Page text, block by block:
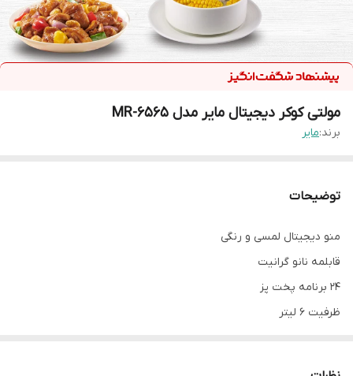
مولتی کوکر دیجیتال مایر مدل MR-6565
برند:مایر
توضیحات
منو دیجیتال لمسی و رنگی
قابلمه نانو گرانیت
24 برنامه پخت پز
ظرفیت 6 لیتر